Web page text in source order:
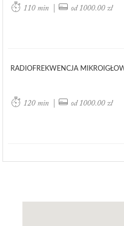
110 min od 1000.00 zł
RADIOFREKWENCJA
120 min od 1000.00 zł